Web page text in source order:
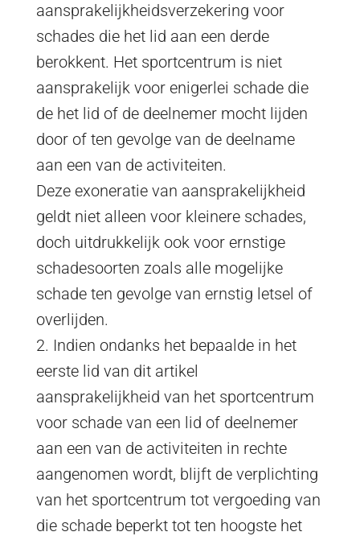
aansprakelijkheidsverzekering voor
schades die het lid aan een derde
berokkent. Het sportcentrum is niet
aansprakelijk voor enigerlei schade die
de het lid of de deelnemer mocht lijden
door of ten gevolge van de deelname
aan een van de activiteiten.
Deze exoneratie van aansprakelijkheid
geldt niet alleen voor kleinere schades,
doch uitdrukkelijk ook voor ernstige
schadesoorten zoals alle mogelijke
schade ten gevolge van ernstig letsel of
overlijden.
2. Indien ondanks het bepaalde in het
eerste lid van dit artikel
aansprakelijkheid van het sportcentrum
voor schade van een lid of deelnemer
aan een van de activiteiten in rechte
aangenomen wordt, blijft de verplichting
van het sportcentrum tot vergoeding van
die schade beperkt tot ten hoogste het